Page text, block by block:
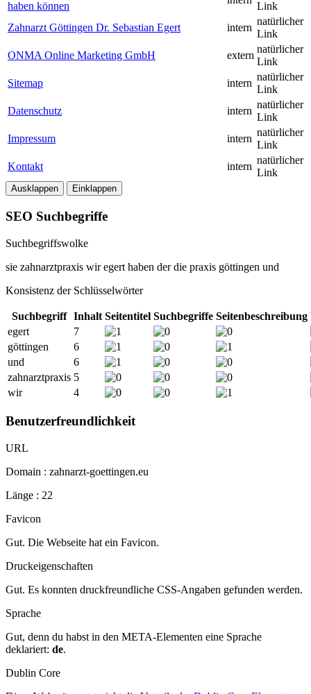
haben können
Link
Zahnarzt Göttingen Dr. Sebastian Egert
intern
natürlicher
Link
ONMA Online Marketing GmbH
extern
natürlicher
Link
Sitemap
intern
natürlicher
Link
Datenschutz
intern
natürlicher
Link
Impressum
intern
natürlicher
Link
Kontakt
intern
natürlicher
Link
Ausklappen Einklappen
SEO Suchbegriffe
Suchbegriffswolke
sie zahnarztpraxis wir egert haben der die praxis göttingen und
Konsistenz der Schlüsselwörter
Suchbegriff Inhalt Seitentitel Suchbegriffe Seitenbeschreibung
egert
7
göttingen
6
und
6
zahnarztpraxis 5
wir
4
Benutzerfreundlichkeit
URL
Domain : zahnarzt-goettingen.eu
Länge : 22
Favicon
Gut. Die Webseite hat ein Favicon.
Druckeigenschaften
Gut. Es konnten druckfreundliche CSS-Angaben gefunden werden.
Sprache
Gut, denn du habst in den META-Elementen eine Sprache
deklariert: de.
Dublin Core